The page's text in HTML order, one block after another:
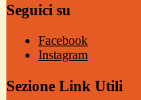
Seguici su
Facebook
Instagram
Sezione Link Utili